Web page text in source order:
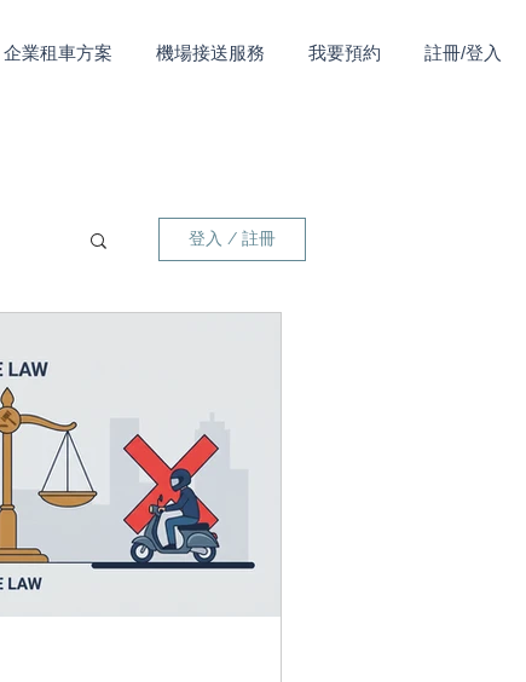
企業租車方案 機場接送服務 我要預約 註冊/登入
登入 / 註冊